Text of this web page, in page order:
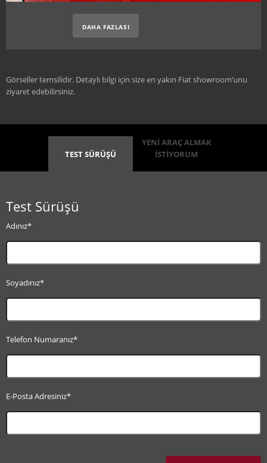
DAHA FAZLASI
Görseller temsilidir. Detaylı bilgi için size en yakın Fiat showroom’unu
ziyaret edebilirsiniz.
TEST SÜRÜŞÜ
YENİ ARAÇ ALMAK
İSTİYORUM
Test Sürüşü
Adınız*
Soyadınız*
Telefon Numaranız*
E-Posta Adresiniz*